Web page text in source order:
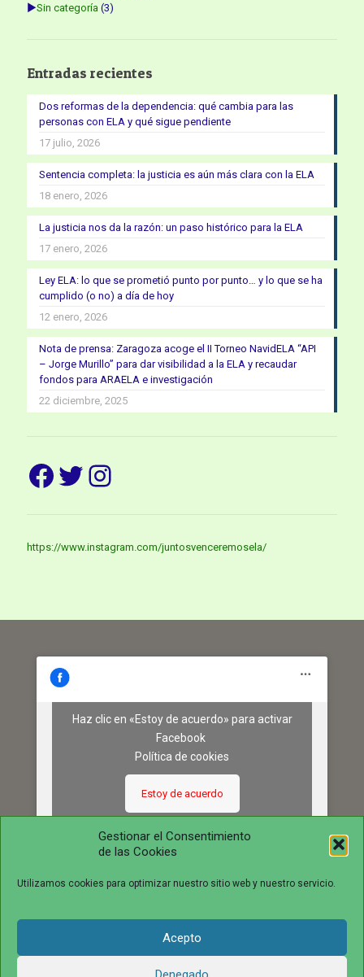
Gestionar el Consentimiento
de las Cookies
Utilizamos cookies para optimizar nuestro sitio web y nuestro servicio.
Acepto
►Sin categoría (3)
Entradas recientes
Dos reformas de la dependencia: qué cambia para las
personas con ELA y qué sigue pendiente
17 julio, 2026
Sentencia completa: la justicia es aún más clara con la ELA
18 enero, 2026
La justicia nos da la razón: un paso histórico para la ELA
17 enero, 2026
Ley ELA: lo que se prometió punto por punto… y lo que se ha
cumplido (o no) a día de hoy
12 enero, 2026
Nota de prensa: Zaragoza acoge el II Torneo NavidELA “API
– Jorge Murillo” para dar visibilidad a la ELA y recaudar
fondos para ARAELA e investigación
22 diciembre, 2025
Facebook
Twitter
Instagram
https://www.instagram.com/juntosvenceremosela/
Haz clic en «Estoy de acuerdo» para activar
Facebook
Política de cookies
Estoy de acuerdo
© 2016 juntosvenceremosela.com. All Rights Reserved.